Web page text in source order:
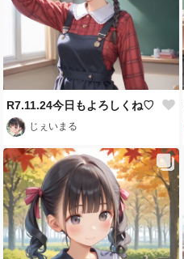
R7.11.24今日もよろしくね♡
じぇいまる